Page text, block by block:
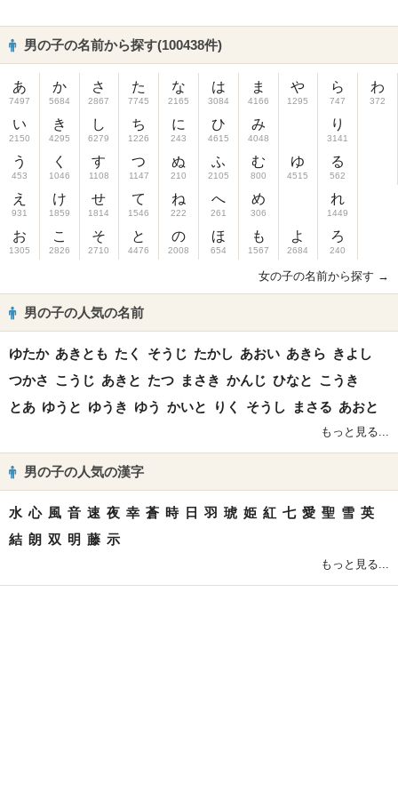
男の子の名前から探す(100438件)
あ
7497
い
2150
う
453
え
931
お
1305
か
5684
き
4295
く
1046
け
1859
こ
2826
さ
2867
し
6279
す
1108
せ
1814
そ
2710
た
7745
ち
1226
つ
1147
て
1546
と
4476
な
2165
に
243
ぬ
210
ね
222
の
2008
は
3084
ひ
4615
ふ
2105
へ
261
ほ
654
ま
4166
み
4048
む
800
め
306
も
1567
や
1295
ゆ
4515
よ
2684
ら
747
り
3141
る
562
れ
1449
ろ
240
わ
372
女の子の名前から探す →
男の子の人気の名前
ゆたか あきとも たく そうじ たかし あおい あきら きよし
つかさ こうじ あきと たつ まさき かんじ ひなと こうき
とあ ゆうと ゆうき ゆう かいと りく そうし まさる あおと
もっと見る...
男の子の人気の漢字
水 心 風 音 速 夜 幸 蒼 時 日 羽 琥 姫 紅 七 愛 聖 雪 英
結 朗 双 明 藤 示
もっと見る...